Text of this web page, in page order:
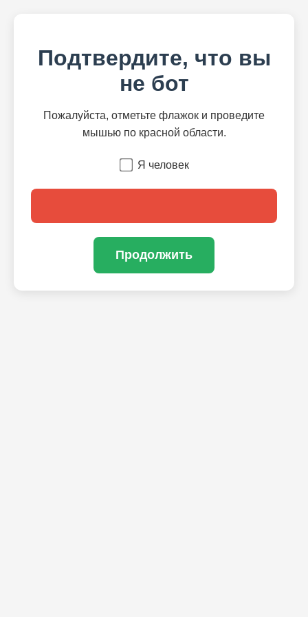
Подтвердите, что вы
не бот
Пожалуйста, отметьте флажок и проведите
мышью по красной области.
Я человек
Продолжить